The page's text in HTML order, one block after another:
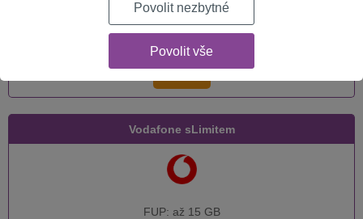
Délka závazku:0
Vodafone sLimitem
FUP: až 15 GB
Povolit nezbytné
Povolit vše